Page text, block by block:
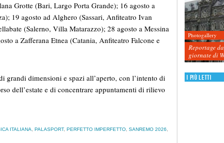
Grotte (Bari, Largo Porta Grande); 16 agosto a
19 agosto ad Alghero (Sassari, Anfiteatro Ivan
(Salerno, Villa Matarazzo); 28 agosto a Messina
a Zafferana Etnea (Catania, Anfiteatro Falcone e
grandi dimensioni e spazi all’aperto, con l’intento di
dell’estate e di concentrare appuntamenti di rilievo
ITALIANA, PALASPORT, PERFETTO IMPERFETTO, SANREMO 2026,
Photogallery
Reportage
giornate di
I più letti